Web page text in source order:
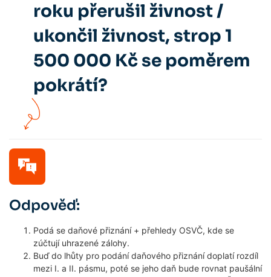
roku přerušil živnost /
ukončil živnost, strop 1
500 000 Kč se poměrem
pokrátí?
Odpověď:
Podá se daňové přiznání + přehledy OSVČ, kde se
zúčtují uhrazené zálohy.
Buď do lhůty pro podání daňového přiznání doplatí rozdíl
mezi I. a II. pásmu, poté se jeho daň bude rovnat paušální